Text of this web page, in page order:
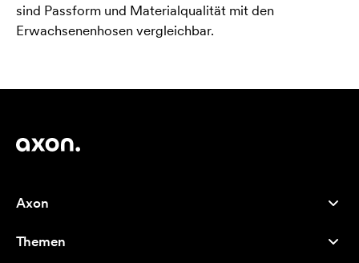
sind Passform und Materialqualität mit den
Erwachsenenhosen vergleichbar.
Axon
Über uns
Themen